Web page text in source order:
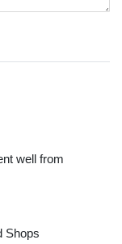
well from
Shops